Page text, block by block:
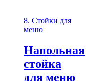
8. Стойки для
меню
Напольная
стойка
для меню